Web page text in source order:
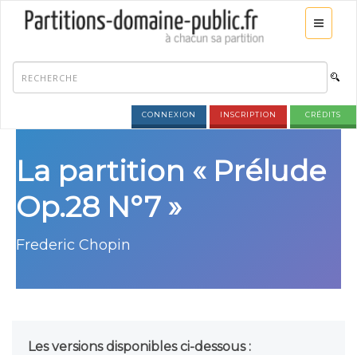
CONNEXION INSCRIPTION CRÉDITS
La partition « Prélude
Op.28 N°7 »
Frederic Chopin
Les versions disponibles ci-dessous :